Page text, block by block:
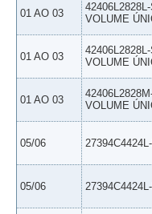
01 AO 03
VOLUME
01 AO 03
VOLUME
01 AO 03
VOLUME
05/06
05/06